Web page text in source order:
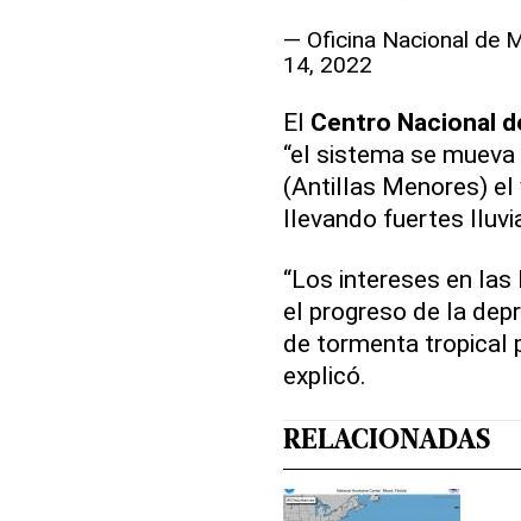
— Oficina Nacional de
14, 2022
El Centro Nacional
“el sistema se
(Antillas Menores) el
llevando fuertes
“Los intereses en
el progreso de la
de tormenta tropical
explicó.
RELACIONADAS